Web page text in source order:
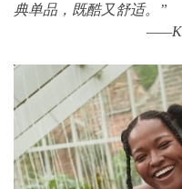
典单品，既酷又舒适。”